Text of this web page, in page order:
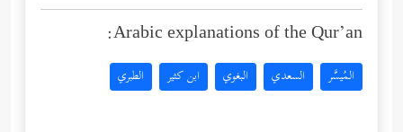
Arabic explanations of the Qur’an:
المُيسَّر السعدي البغوي ابن كثير الطبري